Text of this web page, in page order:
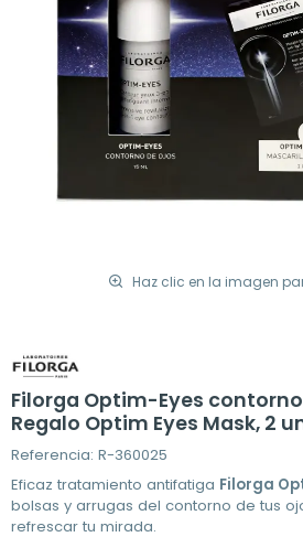
Haz clic en la imagen
Filorga Optim-Eyes contorno
Regalo Optim Eyes Mask, 2
Referencia: R-360025
Eficaz tratamiento antifatiga Filorga
bolsas y arrugas del contorno de tus
refrescar tu mirada.